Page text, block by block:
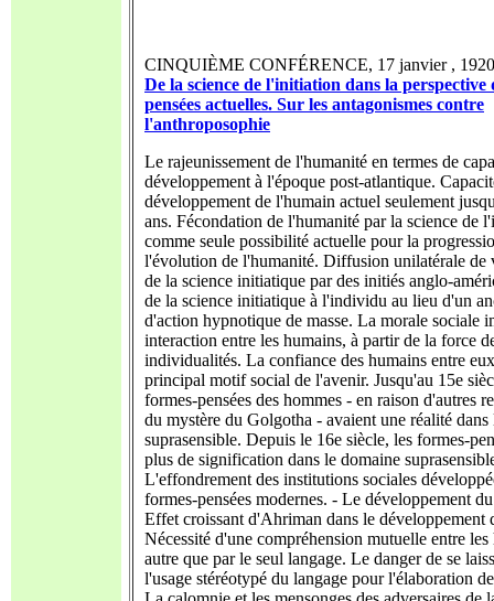
CINQUIÈME CONFÉRENCE, 17 janvier ,
De la science de l'initiation dans la perspective
pensées actuelles. Sur les antagonismes contre
l'anthroposophie
Le rajeunissement de l'humanité en termes de
développement à l'époque post-atlantique.
développement de l'humain actuel seulement
ans. Fécondation de l'humanité par la science de
comme seule possibilité actuelle pour la
l'évolution de l'humanité. Diffusion unilatérale de
de la science initiatique par des initiés anglo-
de la science initiatique à l'individu au lieu d'un
d'action hypnotique de masse. La morale sociale
interaction entre les humains, à partir de la force
individualités. La confiance des humains entre
principal motif social de l'avenir. Jusqu'au 15e
formes-pensées des hommes - en raison d'autres
du mystère du Golgotha - avaient une réalité dans
suprasensible. Depuis le 16e siècle, les formes-
plus de signification dans le domaine
L'effondrement des institutions sociales
formes-pensées modernes. - Le développement
Effet croissant d'Ahriman dans le développement
Nécessité d'une compréhension mutuelle entre les
autre que par le seul langage. Le danger de se
l'usage stéréotypé du langage pour l'élaboration